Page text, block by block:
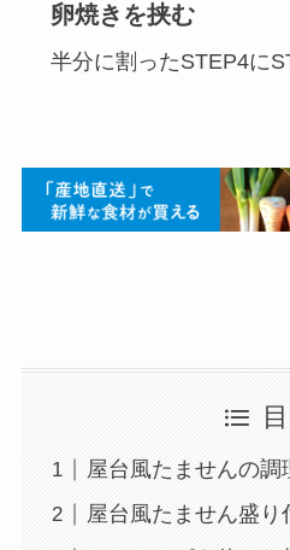
卵焼きを挟む
半分に割ったSTEP4に
屋台風たませんの調
屋台風たません盛り